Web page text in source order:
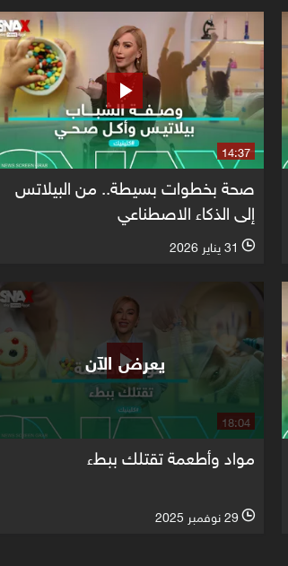
14:37
صحة بخطوات بسيطة.. من البيلاتس
إلى الذكاء الاصطناعي
l 31 يناير 2026
18:04
يعرض الآن
مواد وأطعمة تقتلك ببطء
l 29 نوفمبر 2025